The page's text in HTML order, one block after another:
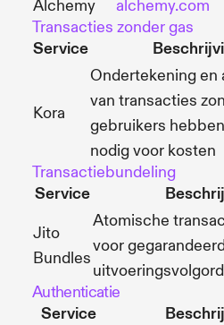
Alchemy
alchemy.com
Transacties zonder gas
Service
Kora
Ondertekening en
van transacties
gebruikers
nodig voor kosten
Transactiebundeling
Service
Jito
Bundles
Atomische
voor
Authenticatie
Service